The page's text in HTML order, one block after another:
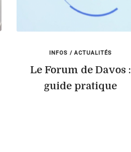
INFOS / ACTUALITÉS
Le Forum de Davos :
guide pratique